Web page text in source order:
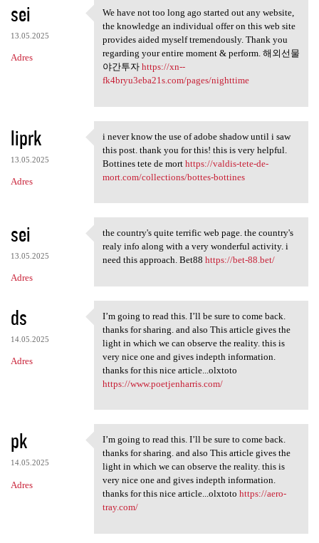
sei
13.05.2025
Adres
We have not too long ago
We have not too long ago started out any website,
the knowledge an individual offer on this web site
provides aided myself tremendously. Thank you
regarding your entire moment & perform. 해외선물
야간투자 https://xn--
fk4bryu3eba21s.com/pages/nighttime
liprk
13.05.2025
Adres
i never know the use of adobe
i never know the use of adobe shadow until i saw
this post. thank you for this! this is very helpful.
Bottines tete de mort https://valdis-tete-de-
mort.com/collections/bottes-bottines
sei
13.05.2025
Adres
the country's quite terrific
the country's quite terrific web page. the country's
realy info along with a very wonderful activity. i
need this approach. Bet88 https://bet-88.bet/
ds
14.05.2025
Adres
I’m going to read this. I’ll
I’m going to read this. I’ll be sure to come back.
thanks for sharing. and also This article gives the
light in which we can observe the reality. this is
very nice one and gives indepth information.
thanks for this nice article...olxtoto
https://www.poetjenharris.com/
pk
14.05.2025
Adres
I’m going to read this. I’ll
I’m going to read this. I’ll be sure to come back.
thanks for sharing. and also This article gives the
light in which we can observe the reality. this is
very nice one and gives indepth information.
thanks for this nice article...olxtoto https://aero-
tray.com/